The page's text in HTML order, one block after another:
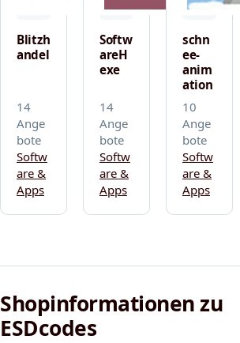
Blitzh
andel
14
Ange
bote
Softw
are &
Apps
Softw
areH
exe
14
Ange
bote
Softw
are &
Apps
schn
ee-
anim
ation
10
Ange
bote
Softw
are &
Apps
Shopinformationen zu
ESDcodes